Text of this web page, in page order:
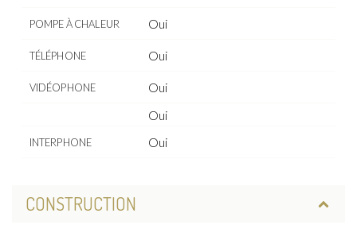
POMPE À CHALEUR Oui
TÉLÉPHONE Oui
VIDÉOPHONE
Oui
Oui
INTERPHONE Oui
CONSTRUCTION